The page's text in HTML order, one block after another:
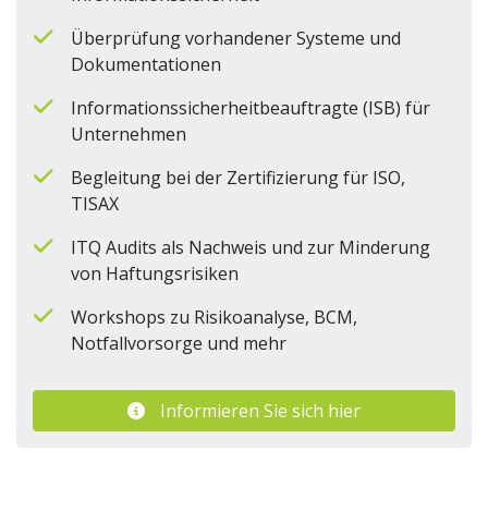
Überprüfung vorhandener Systeme und
Dokumentationen
Informationssicherheitbeauftragte (ISB) für
Unternehmen
Begleitung bei der Zertifizierung für ISO,
TISAX
ITQ Audits als Nachweis und zur Minderung
von Haftungsrisiken
Workshops zu Risikoanalyse, BCM,
Notfallvorsorge und mehr
Informieren Sie sich hier